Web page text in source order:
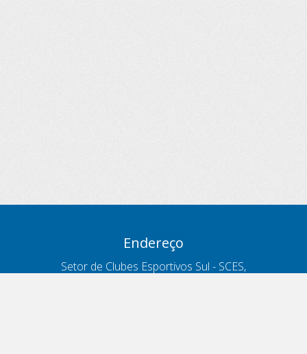
Endereço
Setor de Clubes Esportivos Sul - SCES,